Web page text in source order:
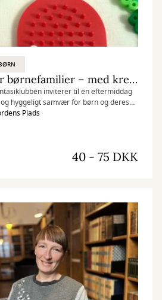
Fællesmiddag for børnefamilier – med krea og højtlæsning
inviterer til en eftermiddag
hyggeligt samvær for børn og deres
Plads
40 - 75 DKK